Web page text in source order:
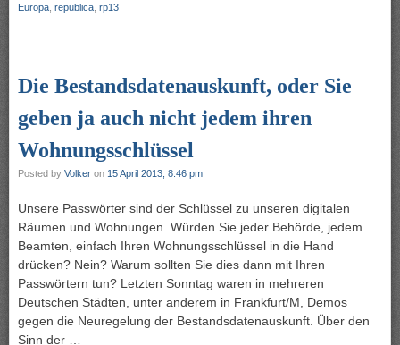
Europa republica rp13
Die Bestandsdatenauskunft, oder Sie
geben ja auch nicht jedem ihren
Wohnungsschlüssel
Posted by Volker on 15 April 2013, 8:46 pm
Unsere Passwörter sind der Schlüssel zu unseren digitalen
Räumen und Wohnungen. Würden Sie jeder Behörde, jedem
Beamten, einfach Ihren Wohnungsschlüssel in die Hand
drücken? Nein? Warum sollten Sie dies dann mit Ihren
Passwörtern tun? Letzten Sonntag waren in mehreren
Deutschen Städten, unter anderem in Frankfurt/M, Demos
gegen die Neuregelung der Bestandsdatenauskunft. Über den
Sinn der …